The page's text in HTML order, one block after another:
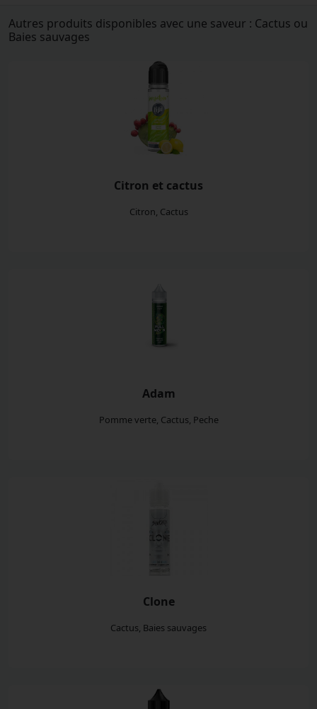
Autres produits disponibles avec une saveur : Cactus ou
Baies sauvages
Citron et cactus
Citron, Cactus
Adam
Pomme verte, Cactus, Peche
Clone
Cactus, Baies sauvages